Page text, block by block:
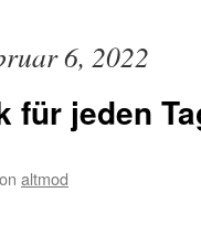
6, 2022
für jeden
altmod